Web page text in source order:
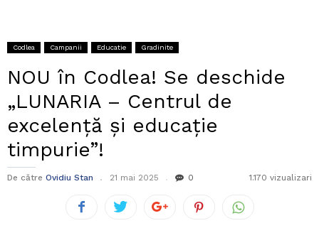
Codlea Campanii Educatie Gradinite
NOU în Codlea! Se deschide
„LUNARIA – Centrul de
excelență și educație
timpurie”!
De către Ovidiu Stan 21 mai 2025 0 1.170 vizualizari